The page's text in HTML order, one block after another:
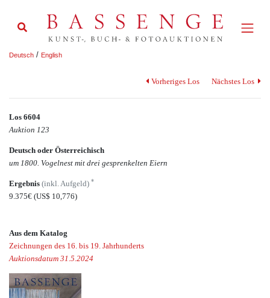
Deutsch / English
Vorheriges Los Nächstes Los
Los 6604
Auktion 123
Deutsch oder Österreichisch
um 1800. Vogelnest mit drei gesprenkelten Eiern
Ergebnis (inkl. Aufgeld) *
9.375€ (US$ 10,776)
Aus dem Katalog
Zeichnungen des 16. bis 19. Jahrhunderts
Auktionsdatum 31.5.2024